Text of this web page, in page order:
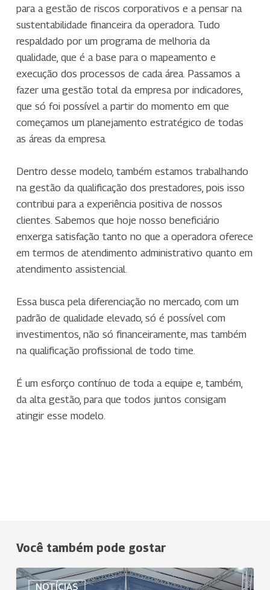
para a gestão de riscos corporativos e a pensar na
sustentabilidade financeira da operadora. Tudo
respaldado por um programa de melhoria da
qualidade, que é a base para o mapeamento e
execução dos processos de cada área. Passamos a
fazer uma gestão total da empresa por indicadores,
que só foi possível a partir do momento em que
começamos um planejamento estratégico de todas
as áreas da empresa.
Dentro desse modelo, também estamos trabalhando
na gestão da qualificação dos prestadores, pois isso
contribui para a experiência positiva de nossos
clientes. Sabemos que hoje nosso beneficiário
enxerga satisfação tanto no que a operadora oferece
em termos de atendimento administrativo quanto em
atendimento assistencial.
Essa busca pela diferenciação no mercado, com um
padrão de qualidade elevado, só é possível com
investimentos, não só financeiramente, mas também
na qualificação profissional de todo time.
É um esforço contínuo de toda a equipe e, também,
da alta gestão, para que todos juntos consigam
atingir esse modelo.
Você também pode gostar
NOTÍCIAS
Uniodonto